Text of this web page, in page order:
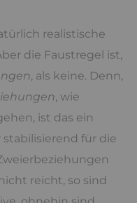
realistische
die Faustregel ist,
, als keine. Denn,
, wie
ist das ein
für die
reicht, so sind